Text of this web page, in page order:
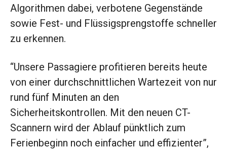
Algorithmen dabei, verbotene Gegenstände
sowie Fest- und Flüssigsprengstoffe schneller
zu erkennen.
“Unsere Passagiere profitieren bereits heute
von einer durchschnittlichen Wartezeit von nur
rund fünf Minuten an den
Sicherheitskontrollen. Mit den neuen CT-
Scannern wird der Ablauf pünktlich zum
Ferienbeginn noch einfacher und effizienter”,